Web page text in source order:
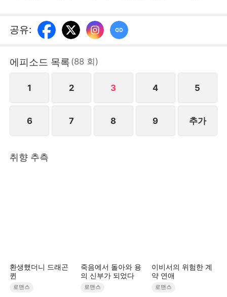
의 병원비를 마련하기 위해 결혼반지까지 팔아야 했다.
조은정은 그제서야 자기가 아무리 잘해줘도 소용없다
은정이 떠나자 남편은 그제야 후회하며 결혼식 날의 맹
세를 다시 떠올린다.“나 육기찬은 조은정을 평생 아낄
것을 맹세하며, 이번 생에 이혼이란 절대 없
공유:
에피소드 목록 (88 회 )
1 2 3 4 5
6 7 8 9 추가
취향 추측
환생했더니 드래곤
퀸
로맨스
죽음에서 돌아와 용
의 신부가 되었다
로맨스
이비서의 위험한 계
약 연애
로맨스